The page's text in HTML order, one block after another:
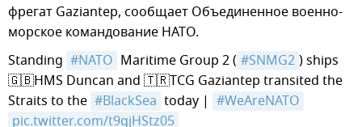
фрегат Gaziantep, сообщает Объединенное военно-
морское командование НАТО.
Standing #NATO Maritime Group 2 ( #SNMG2 ) ships
🇬🇧HMS Duncan and 🇹🇷TCG Gaziantep transited the
Straits to the #BlackSea today | #WeAreNATO
pic.twitter.com/t9qjHStz05